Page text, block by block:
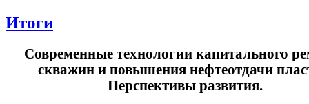
Итоги
Современные технологии капитального
скважин и повышения нефтеотдачи
Перспективы развития.